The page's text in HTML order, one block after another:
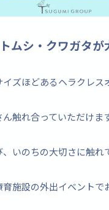
ムシ・クワガタが
ズほどあるヘラクレス
触れ合っていただけま
いのちの大切さに触れ
施設の外出イベントで